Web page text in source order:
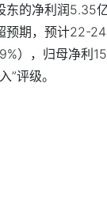
东的净利润5.35
预期，预计22-
），归母净利
评级。